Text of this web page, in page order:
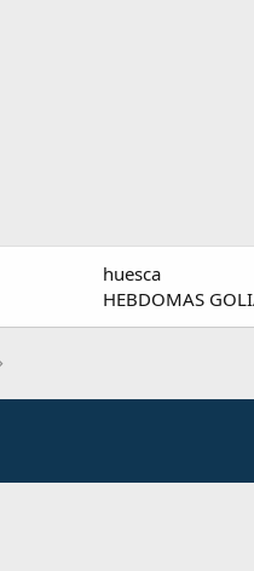
huesca
HEBDOMAS